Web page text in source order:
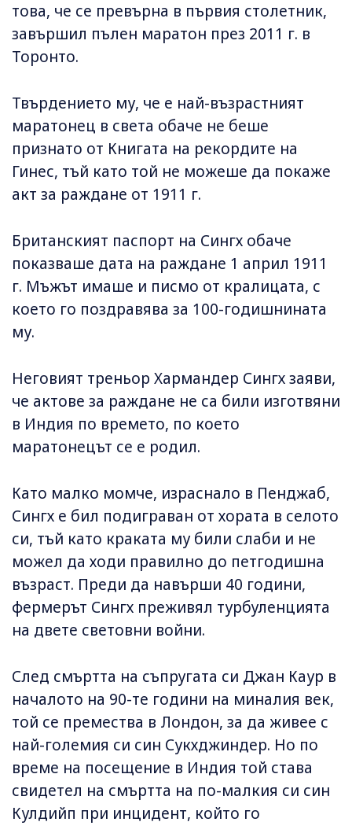
това, че се превърна в първия столетник,
завършил пълен маратон през 2011 г. в
Торонто.
Твърдението му, че е най-възрастният
маратонец в света обаче не беше
признато от Книгата на рекордите на
Гинес, тъй като той не можеше да покаже
акт за раждане от 1911 г.
Британският паспорт на Сингх обаче
показваше дата на раждане 1 април 1911
г. Мъжът имаше и писмо от кралицата, с
което го поздравява за 100-годишнината
му.
Неговият треньор Хармандер Сингх заяви,
че актове за раждане не са били изготвяни
в Индия по времето, по което
маратонецът се е родил.
Като малко момче, израснало в Пенджаб,
Сингх е бил подиграван от хората в селото
си, тъй като краката му били слаби и не
можел да ходи правилно до петгодишна
възраст. Преди да навърши 40 години,
фермерът Сингх преживял турбуленцията
на двете световни войни.
След смъртта на съпругата си Джан Каур в
началото на 90-те години на миналия век,
той се премества в Лондон, за да живее с
най-големия си син Сукхджиндер. Но по
време на посещение в Индия той става
свидетел на смъртта на по-малкия си син
Кулдийп при инцидент, който го